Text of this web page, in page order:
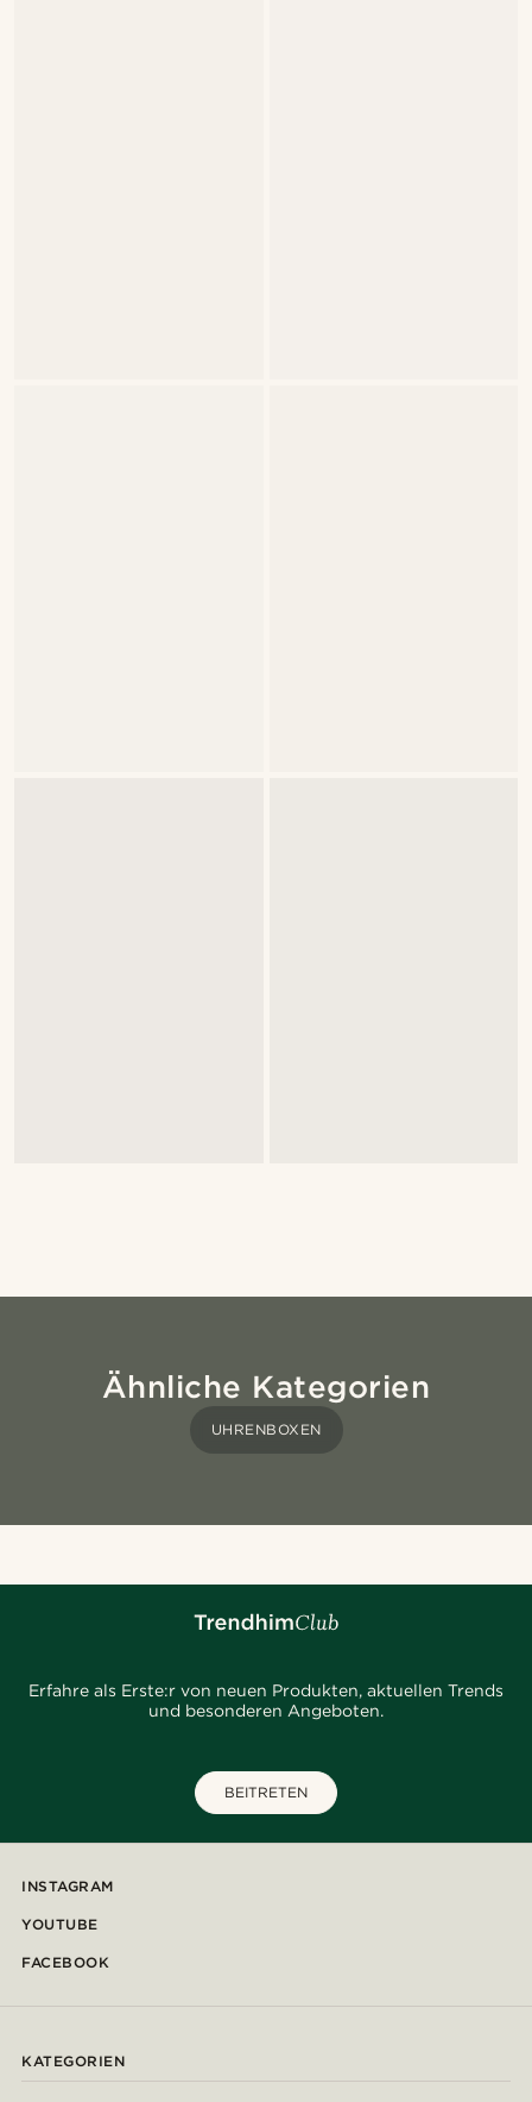
Ähnliche Kategorien
UHRENBOXEN
Erfahre als Erste:r von neuen Produkten, aktuellen Trends
und besonderen Angeboten.
BEITRETEN
INSTAGRAM
YOUTUBE
FACEBOOK
KATEGORIEN